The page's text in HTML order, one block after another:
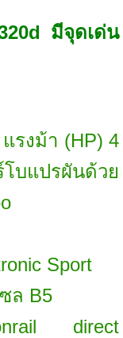
มีจุดเด่น
รงม้า (HP) 4
แปรผันด้วย
Sport
ล B5
direct